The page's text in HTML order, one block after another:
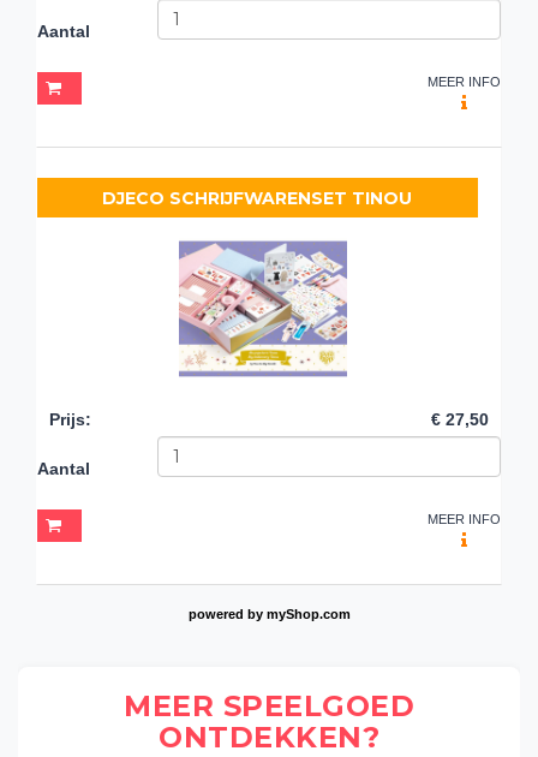
Aantal
MEER INFO
DJECO SCHRIJFWARENSET TINOU
Prijs: € 27,50
Aantal
MEER INFO
powered by myShop.com
MEER SPEELGOED
ONTDEKKEN?